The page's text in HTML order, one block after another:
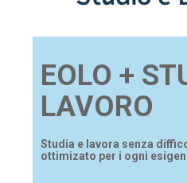
EOLO +
LAVORO
Studia e lavora senza
ottimizato per i ogni